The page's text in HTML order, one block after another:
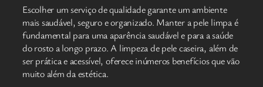
Escolher um serviço de qualidade garante um ambiente
mais saudável, seguro e organizado. Manter a pele limpa é
fundamental para uma aparência saudável e para a saúde
do rosto a longo prazo. A limpeza de pele caseira, além de
ser prática e acessível, oferece inúmeros benefícios que vão
muito além da estética.